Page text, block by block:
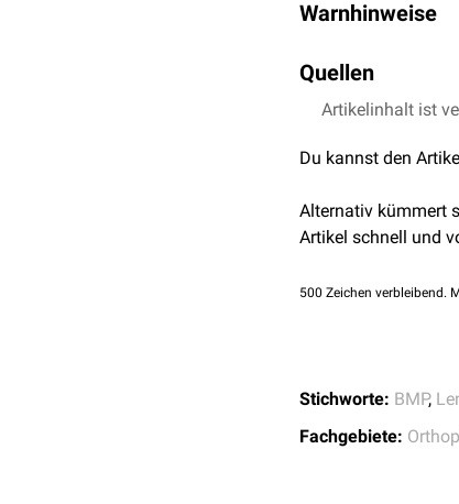
Standardtherapie.
Lokalinfektionen
heterotope
Wanderung der
Osteolyse
Warnhinweise
und Wirksamkeit
Anweisungen zur
Quellen
Fachinformation
Artikelinhalt ist
Du kannst den
Alternativ kümmert
Artikel schnell und
500 Zeichen verbleibend.
Stichworte: BMP,
Fachgebiete: